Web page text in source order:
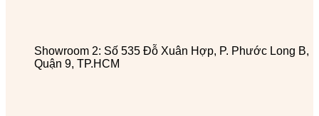
Showroom 2: Số 535 Đỗ Xuân Hợp, P. Phước Long B,
Quận 9, TP.HCM